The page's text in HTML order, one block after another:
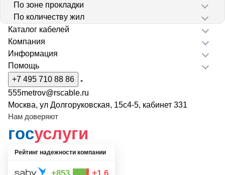
По зоне прокладки
По количеству жил
Каталог кабелей
Компания
Информация
Помощь
+7 495 710 88 86
555metrov@rscable.ru
Москва, ул Долгоруковская, 15с4-5, кабинет 331
Нам доверяют
госуслуги
Рейтинг надежности компании
+853 +1.6